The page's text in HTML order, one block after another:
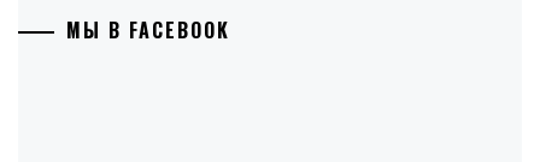
МЫ В FACEBOOK